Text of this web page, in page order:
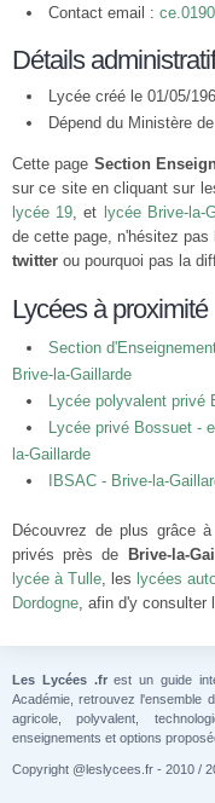
Contact email :
Détails
Lycée créé le 01/05/
Dépend du Ministère
Cette page Section
sur ce site en cliquant sur
lycée 19, et lycée Brive-la-
de cette page, n'hésitez
twitter ou pourquoi pas la
Lycées à proximité
Section
Brive-la-Gaillarde
Lycée polyvalent privé
Lycée privé Bossuet -
la-Gaillarde
IBSAC - Brive-la-
Découvrez de plus grâce
privés près de
Brive-la-
lycée à Tulle, les lycées
Dordogne, afin d'y consulter
Les Lycées .frest un guide
Académie, retrouvez l'ensemble
agricole, polyvalent,
enseignements et options
Copyright @leslycees.fr - 2010 /